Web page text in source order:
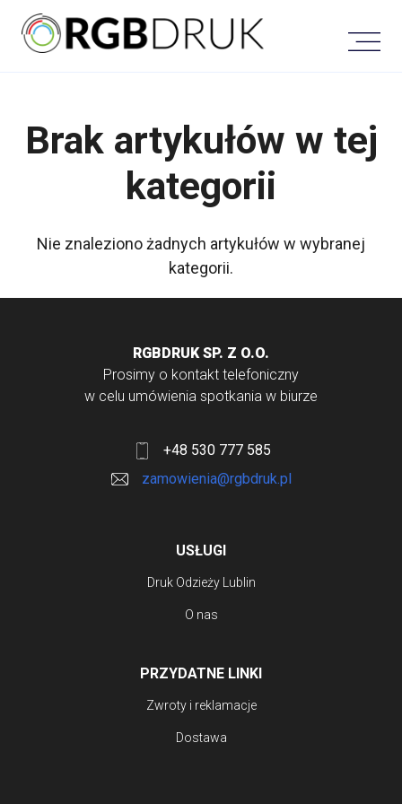
content
Brak artykułów w tej
kategorii
Nie znaleziono żadnych artykułów w wybranej
kategorii.
RGBDRUK SP. Z O.O.
Prosimy o kontakt telefoniczny
w celu umówienia spotkania w biurze
+48 530 777 585
zamowienia@rgbdruk.pl
USŁUGI
Druk Odzieży Lublin
O nas
PRZYDATNE LINKI
Zwroty i reklamacje
Dostawa